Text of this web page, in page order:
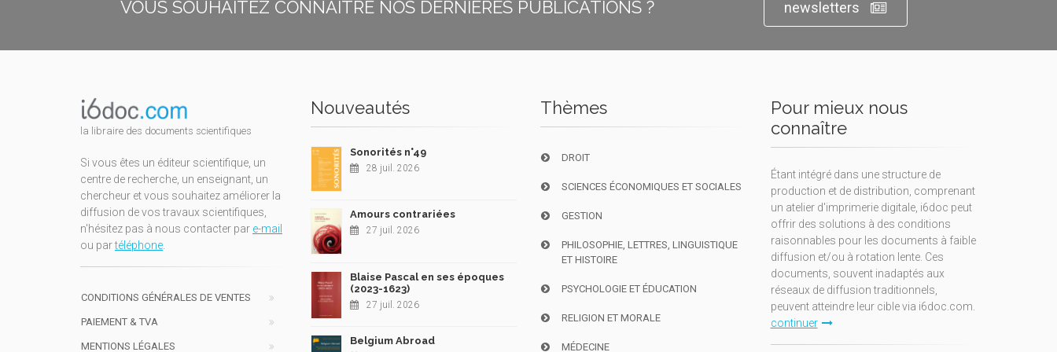
VOUS SOUHAITEZ CONNAÎTRE NOS DERNIÈRES PUBLICATIONS ? newsletters
la libraire des documents scientifiques
Si vous êtes un éditeur scientifique, un
centre de recherche, un enseignant, un
chercheur et vous souhaitez améliorer la
diffusion de vos travaux scientifiques,
n'hésitez pas à nous contacter par e-mail
ou partéléphone
CONDITIONS GÉNÉRALES DE VENTES
PAIEMENT & TVA
MENTIONS LÉGALES
Nouveautés
Sonorités n°49
28 juil. 2026
Amours contrariées
27 juil. 2026
Blaise Pascal en ses époques
(2023-1623)
27 juil. 2026
Belgium Abroad
Thèmes
DROIT
SCIENCES ÉCONOMIQUES ET SOCIALES
GESTION
PHILOSOPHIE, LETTRES, LINGUISTIQUE
ET HISTOIRE
PSYCHOLOGIE ET ÉDUCATION
RELIGION ET MORALE
MÉDECINE
Pour mieux nous
connaître
Étant intégré dans une structure de
production et de distribution, comprenant
un atelier d'imprimerie digitale, i6doc peut
offrir des solutions à des conditions
raisonnables pour les documents à faible
diffusion et/ou à rotation lente. Ces
documents, souvent inadaptés aux
réseaux de diffusion traditionnels,
peuvent atteindre leur cible via i6doc.com.
continuer